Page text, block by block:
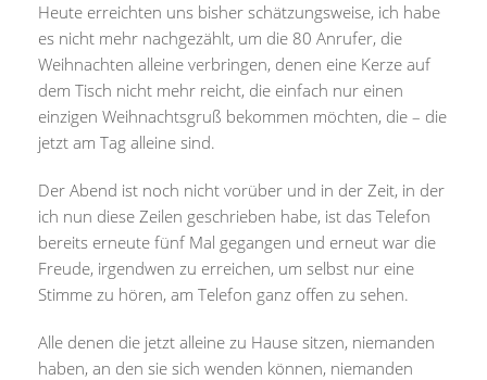
Heute erreichten uns bisher schätzungsweise, ich habe
es nicht mehr nachgezählt, um die 80 Anrufer, die
Weihnachten alleine verbringen, denen eine Kerze auf
dem Tisch nicht mehr reicht, die einfach nur einen
einzigen Weihnachtsgruß bekommen möchten, die – die
jetzt am Tag alleine sind.
Der Abend ist noch nicht vorüber und in der Zeit, in der
ich nun diese Zeilen geschrieben habe, ist das Telefon
bereits erneute fünf Mal gegangen und erneut war die
Freude, irgendwen zu erreichen, um selbst nur eine
Stimme zu hören, am Telefon ganz offen zu sehen.
Alle denen die jetzt alleine zu Hause sitzen, niemanden
haben, an den sie sich wenden können, niemanden